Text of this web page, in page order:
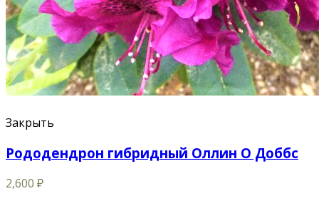
Закрыть
Рододендрон гибридный Оллин О Доббс
2,600 ₽